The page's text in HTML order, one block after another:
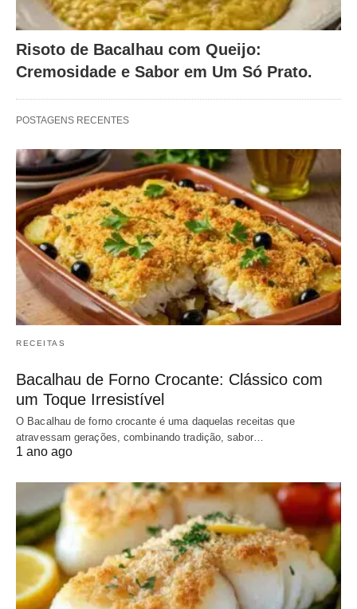
Risoto de Bacalhau com Queijo:
Cremosidade e Sabor em Um Só Prato.
POSTAGENS RECENTES
RECEITAS
Bacalhau de Forno Crocante: Clássico com
um Toque Irresistível
O Bacalhau de forno crocante é uma daquelas receitas que
atravessam gerações, combinando tradição, sabor…
1 ano ago